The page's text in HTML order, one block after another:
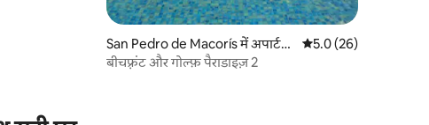
San Pedro de Macorís में अपार्ट
मेंट
औसत रेटिंग 5 में से 5.0,
5.0 (26)
बीचफ़्रंट और गोल्फ़ पैराडाइज़ 2